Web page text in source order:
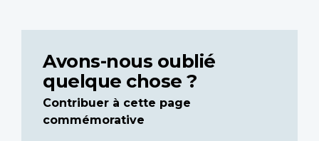
Avons-nous oublié
quelque chose ?
Contribuer à cette page
commémorative